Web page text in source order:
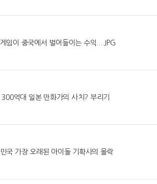
임이 중국에서 벌어들이는 수익....JPG
300억대 일본 만화가의 사치? 부리기
국 가장 오래된 아이돌 기확사의 몰락